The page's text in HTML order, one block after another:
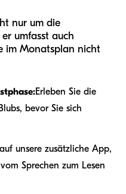
nur um die
umfasst auch
im Monatsplan nicht
Erleben Sie die
bevor Sie sich
unsere zusätzliche App,
Sprechen zum Lesen